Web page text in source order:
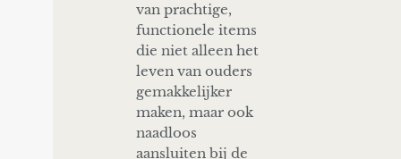
van prachtige,
functionele items
die niet alleen het
leven van ouders
gemakkelijker
maken, maar ook
naadloos
aansluiten bij de